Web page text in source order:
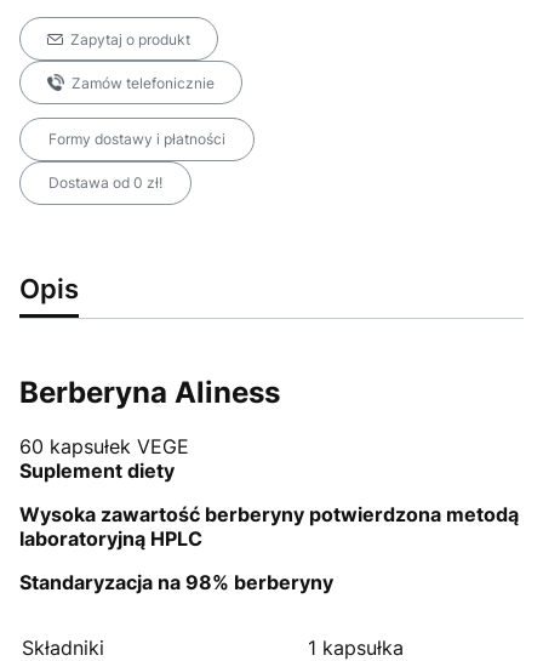
Zapytaj o produkt
Zamów telefonicznie
Formy dostawy i płatności
Dostawa od 0 zł!
Opis
Berberyna Aliness
60 kapsułek VEGE
Suplement diety
Wysoka zawartość berberyny potwierdzona metodą
laboratoryjną HPLC
Standaryzacja na 98% berberyny
Składniki 1 kapsułka